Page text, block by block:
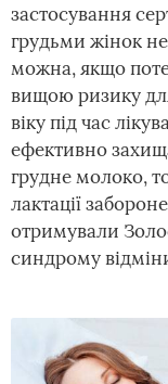
застосування
грудьми жінок
можна, якщо
вищою ризику
віку під час
ефективно
грудне молоко,
лактації
отримували
синдрому